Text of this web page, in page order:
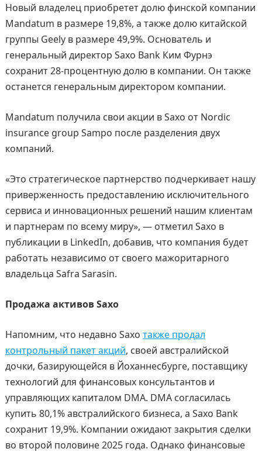
Новый владелец приобретет долю финской компании
Mandatum в размере 19,8%, а также долю китайской
группы Geely в размере 49,9%. Основатель и
генеральный директор Saxo Bank Ким Фурнэ
сохранит 28-процентную долю в компании. Он также
останется генеральным директором компании.
Mandatum получила свои акции в Saxo от Nordic
insurance group Sampo после разделения двух
компаний.
«Это стратегическое партнерство подчеркивает нашу
приверженность предоставлению исключительного
сервиса и инновационных решений нашим клиентам
и партнерам по всему миру», — отметил Saxo в
публикации в LinkedIn, добавив, что компания будет
работать независимо от своего мажоритарного
владельца Safra Sarasin.
Продажа активов Saxo
Напомним, что недавно Saxo также продал
контрольный пакет акций, своей австралийской
дочки, базирующейся в Йоханнесбурге, поставщику
технологий для финансовых консультантов и
управляющих капиталом DMA. DMA согласилась
купить 80,1% австралийского бизнеса, а Saxo Bank
сохранит 19,9%. Компании ожидают закрытия сделки
во второй половине 2025 года. Однако финансовые